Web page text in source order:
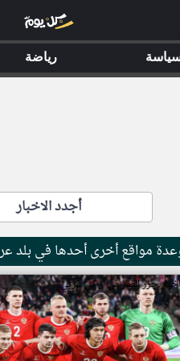
أجدد الاخبار
مواقع أخرى أحدها في بلد
اخبار جزر القمر من ار تي عربي
رياضة